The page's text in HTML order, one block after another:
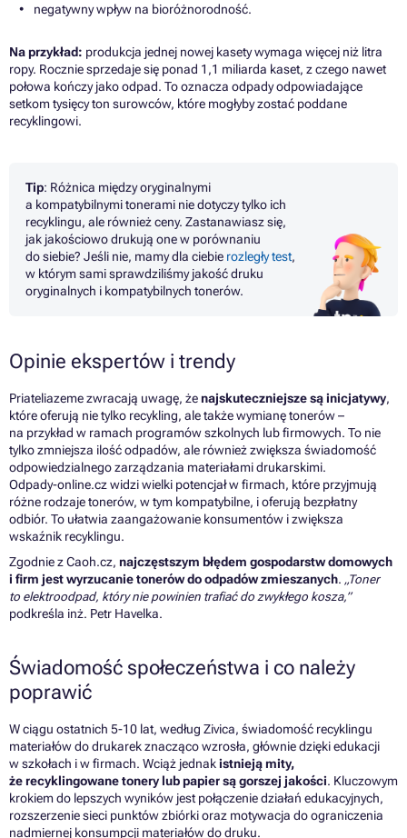
negatywny wpływ na bioróżnorodność.
Na przykład: produkcja jednej nowej kasety wymaga więcej niż litra
ropy. Rocznie sprzedaje się ponad 1,1 miliarda kaset, z czego nawet
połowa kończy jako odpad. To oznacza odpady odpowiadające
setkom tysięcy ton surowców, które mogłyby zostać poddane
recyklingowi.
Tip: Różnica między oryginalnymi
a kompatybilnymi tonerami nie dotyczy tylko ich
recyklingu, ale również ceny. Zastanawiasz się,
jak jakościowo drukują one w porównaniu
do siebie? Jeśli nie, mamy dla ciebie rozległy test,
w którym sami sprawdziliśmy jakość druku
oryginalnych i kompatybilnych tonerów.
Opinie ekspertów i trendy
Priateliazemezwracają uwagę, żenajskuteczniejsze są inicjatywy,
które oferują nie tylko recykling, ale także wymianę tonerów –
na przykład w ramach programów szkolnych lub firmowych. To nie
tylko zmniejsza ilość odpadów, ale również zwiększa świadomość
odpowiedzialnego zarządzania materiałami drukarskimi.
Odpady-online.cz widzi wielki potencjał w firmach, które przyjmują
różne rodzaje tonerów, w tym kompatybilne, i oferują bezpłatny
odbiór. To ułatwia zaangażowanie konsumentów i zwiększa
wskaźnik recyklingu.
Zgodnie z Caoh.cz, najczęstszym błędem gospodarstw domowych
i firm jest wyrzucanie tonerów do odpadów zmieszanych. „Toner
to elektroodpad, który nie powinien trafiać do zwykłego kosza,”
podkreśla inż. Petr Havelka.
Świadomość społeczeństwa i co należy
poprawić
W ciągu ostatnich 5-10 lat, według Zivica, świadomość recyklingu
materiałów do drukarek znacząco wzrosła, głównie dzięki edukacji
w szkołach i w firmach. Wciąż jednakistnieją mity,
że recyklingowane tonery lub papier są gorszej jakości. Kluczowym
krokiem do lepszych wyników jest połączenie działań edukacyjnych,
rozszerzenie sieci punktów zbiórki oraz motywacja do ograniczenia
nadmiernej konsumpcji materiałów do druku.